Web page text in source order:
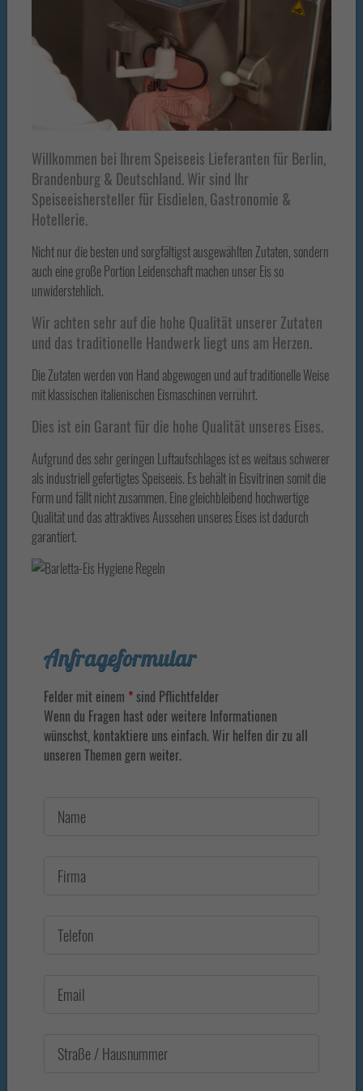
Willkommen bei Ihrem Speiseeis Lieferanten für Berlin,
Brandenburg & Deutschland. Wir sind Ihr
Speiseeishersteller für Eisdielen, Gastronomie &
Hotellerie.
Nicht nur die besten und sorgfältigst ausgewählten Zutaten, sondern
auch eine große Portion Leidenschaft machen unser Eis so
unwiderstehlich.
Wir achten sehr auf die hohe Qualität unserer Zutaten
und das traditionelle Handwerk liegt uns am Herzen.
Die Zutaten werden von Hand abgewogen und auf traditionelle Weise
mit klassischen italienischen Eismaschinen verrührt.
Dies ist ein Garant für die hohe Qualität unseres Eises.
Aufgrund des sehr geringen Luftaufschlages ist es weitaus schwerer
als industriell gefertigtes Speiseeis. Es behält in Eisvitrinen somit die
Form und fällt nicht zusammen. Eine gleichbleibend hochwertige
Qualität und das attraktives Aussehen unseres Eises ist dadurch
garantiert.
Anfrageformular
Felder mit einem *sind Pflichtfelder
Wenn du Fragen hast oder weitere Informationen
wünschst, kontaktiere uns einfach. Wir helfen dir zu all
unseren Themen gern weiter.